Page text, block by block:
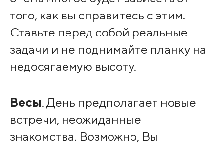
того, как вы справитесь с этим.
Ставьте перед собой реальные
задачи и не поднимайте планку на
недосягаемую высоту.
Весы. День предполагает новые
встречи, неожиданные
знакомства. Возможно, Вы